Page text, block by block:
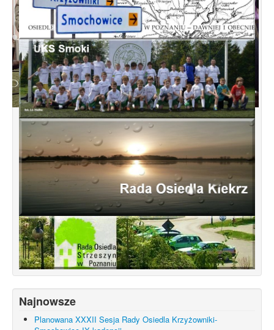
Konsultacje dotyczące terenu
Smochowice Południe w rejonie ulic
położonych pomiędzy Wejherowską,
Starogardzką, Pniewską, Pelplińską.
Najnowsze
Planowana XXXII Sesja Rady Osiedla Krzyżowniki-